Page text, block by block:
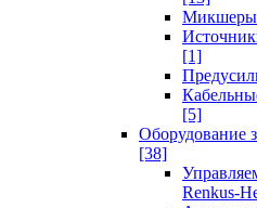
[1]
[5]
Оборудование
[38]
Renkus-